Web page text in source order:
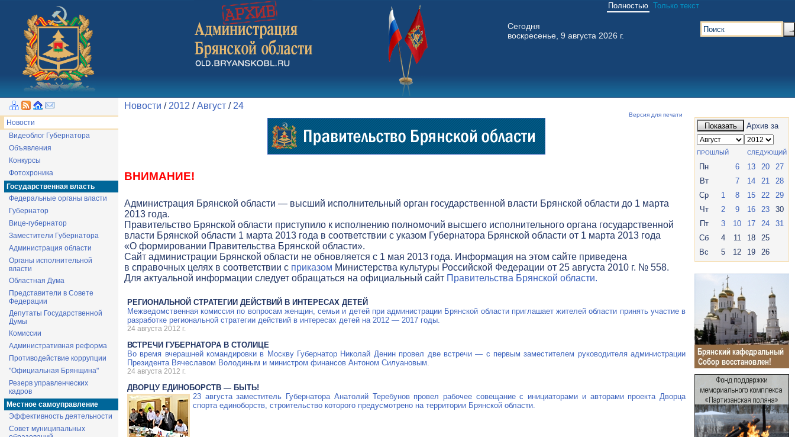
Полностью Только текст
Сегодня
воскресенье, 9 августа 2026 г.
→
Новости
Видеоблог Губернатора
Объявления
Конкурсы
Фотохроника
Государственная власть
Федеральные органы власти
Губернатор
Вице-губернатор
Заместители Губернатора
Администрация области
Органы исполнительной
власти
Областная Дума
Представители в Совете
Федерации
Депутаты Государственной
Думы
Комиссии
Административная реформа
Противодействие коррупции
"Официальная Брянщина"
Резерв управленческих
кадров
Местное самоуправление
Эффективность деятельности
Совет муниципальных
Новости / 2012 /Август / 24
Версия для печати
ВНИМАНИЕ!
Администрация Брянской области — высший исполнительный орган государственной власти Брянской области до 1 марта
2013 года.
Правительство Брянской области приступило к исполнению полномочий высшего исполнительного органа государственной
власти Брянской области 1 марта 2013 года в соответствии с указом Губернатора Брянской области от 1 марта 2013 года
«О формировании Правительства Брянской области».
Cайт администрации Брянской области не обновляется с 1 мая 2013 года. Информация на этом сайте приведена
в справочных целях в соответствии с приказом Министерства культуры Российской Федерации от 25 августа 2010 г. № 558.
Для актуальной информации следует обращаться на официальный сайт Правительства Брянской области.
РЕГИОНАЛЬНОЙ СТРАТЕГИИ ДЕЙСТВИЙ В ИНТЕРЕСАХ ДЕТЕЙ
Межведомственная комиссия по вопросам женщин, семьи и детей при администрации Брянской области приглашает жителей области принять участие в
разработке региональной стратегии действий в интересах детей на 2012 — 2017 годы.
24 августа 2012 г.
ВСТРЕЧИ ГУБЕРНАТОРА В СТОЛИЦЕ
Во время вчерашней командировки в Москву Губернатор Николай Денин провел две встречи — с первым заместителем руководителя администрации
Президента Вячеславом Володиным и министром финансов Антоном Силуановым.
24 августа 2012 г.
ДВОРЦУ ЕДИНОБОРСТВ — БЫТЬ!
23 августа заместитель Губернатора Анатолий Теребунов провел рабочее совещание с инициаторами и авторами проекта Дворца
спорта единоборств, строительство которого предусмотрено на территории Брянской области.
Показать Архив за
ПРОШЛЫЙ СЛЕДУЮЩИЙ
Пн 6 13 20
27
Вт
7 14 21
28
Ср
1 8 15 22
29
Чт
2 9 16 23
30
Пт
3 10 17 24
31
Сб
4 11 18
25
Вс
5 12 19 26